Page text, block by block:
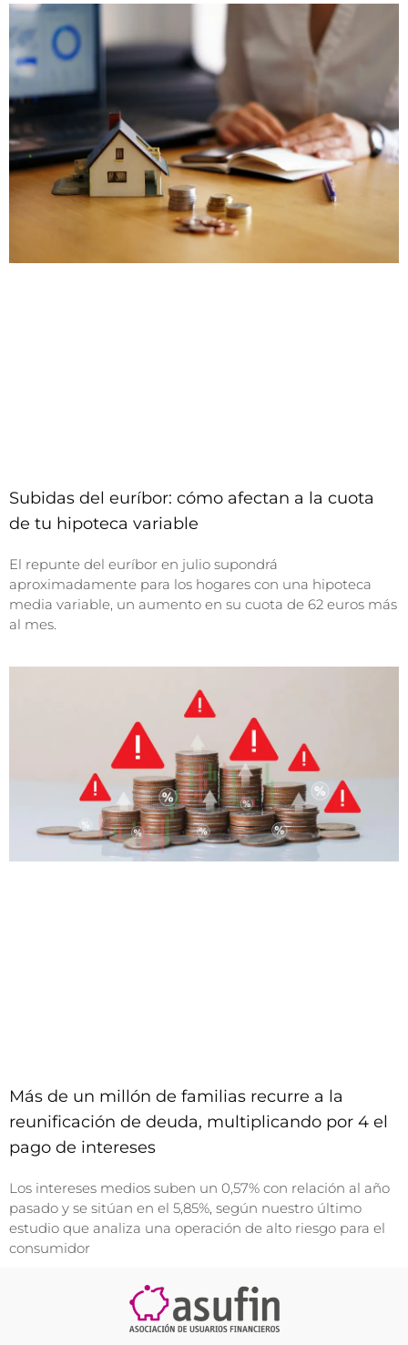
Subidas del euríbor: cómo afectan a la cuota
de tu hipoteca variable
El repunte del euríbor en julio supondrá
aproximadamente para los hogares con una hipoteca
media variable, un aumento en su cuota de 62 euros más
al mes.
Más de un millón de familias recurre a la
reunificación de deuda, multiplicando por 4 el
pago de intereses
Los intereses medios suben un 0,57% con relación al año
pasado y se sitúan en el 5,85%, según nuestro último
estudio que analiza una operación de alto riesgo para el
consumidor